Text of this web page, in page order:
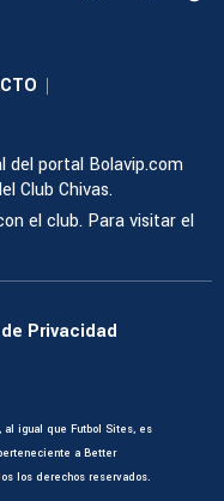
|
del portal Bolavip.com
Club Chivas.
el club. Para visitar el
Privacidad
al igual que Futbol Sites, es
a Better
los derechos reservados.